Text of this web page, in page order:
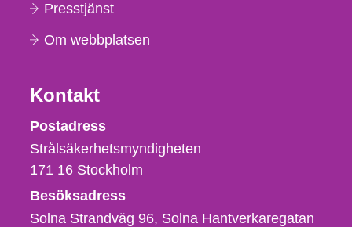
Presstjänst
Om webbplatsen
Kontakt
Strålsäkerhetsmyndigheten
Postadress
Strålsäkerhetsmyndigheten
171 16 Stockholm
Besöksadress
Solna Strandväg 96, Solna Hantverkaregatan